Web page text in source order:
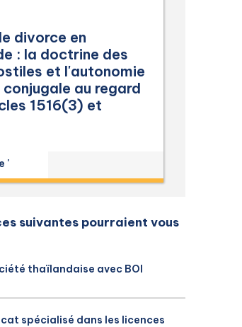
divorce en
: la doctrine des
et l'autonomie
conjugale au regard
1516(3) et
'
suivantes pourraient vous
thaïlandaise avec BOI
spécialisé dans les licences